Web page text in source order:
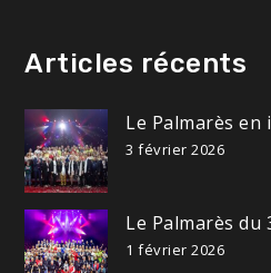
Articles récents
Le Palmarès en
3 février 2026
Le Palmarès du
1 février 2026